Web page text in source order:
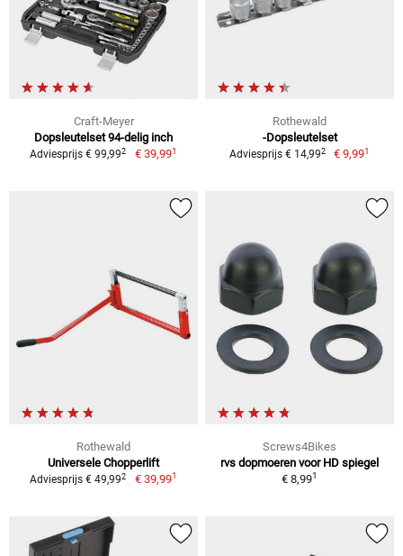
Craft-Meyer
Dopsleutelset 94-delig inch
Adviesprijs € 99,992 € 39,991
Rothewald
-Dopsleutelset
Adviesprijs € 14,992 € 9,991
Rothewald
Universele Chopperlift
Adviesprijs € 49,992 € 39,991
Screws4Bikes
rvs dopmoeren voor HD spiegel
€ 8,991